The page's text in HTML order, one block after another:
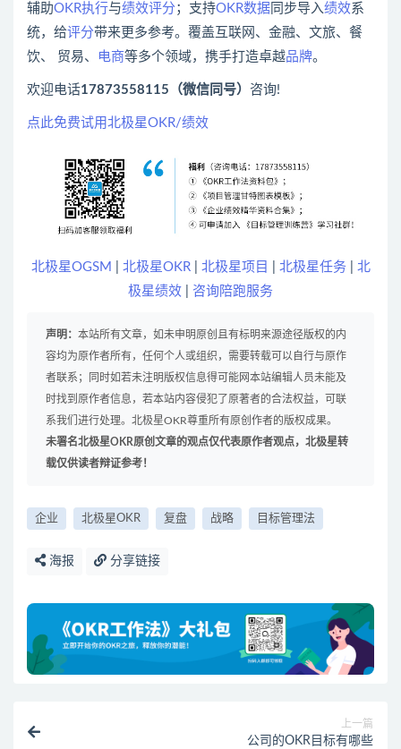
辅助OKR执行与绩效评分 ；支持OKR数据 同步导入绩效系
统，给评分带来更多参考。覆盖互联网、金融、文旅、餐
饮、 贸易、
电商等多个领域，携手打造卓越品牌。
欢迎电话17873558115（微信同号） 咨询!
点此免费试用北极星OKR/绩效
北极星OGSM 北极星OKR| 北极星项目 北极星任务
北
极星绩效
咨询陪跑服务
声明： 本站所有文章，如未申明原创且有标明来源途径版权的内
容均为原作者所有，任何个人或组织，需要转载可以自行与原作
者联系；同时如若未注明版权信息得可能网本站编辑人员未能及
时找到原作者信息，若本站内容侵犯了原著者的合法权益，可联
系我们进行处理。北极星OKR尊重所有原创作者的版权成果。
未署名北极星OKR原创文章的观点仅代表原作者观点，北极星转
载仅供读者辩证参考！
企业 北极星OKR 复盘 战略 目标管理法
海报 分享链接
上一篇
公司的OKR目标有哪些